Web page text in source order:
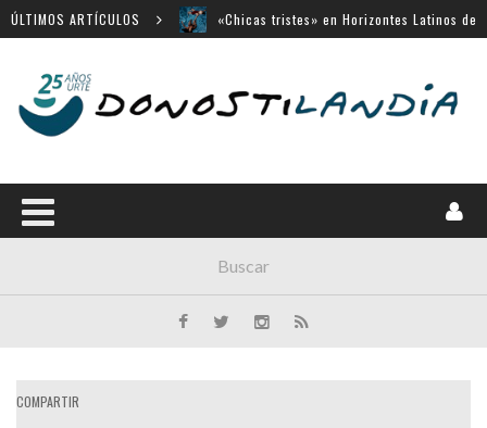
ÚLTIMOS ARTÍCULOS San Sebastián
«Búnker», en Sección Oficial de Venecia
14 largometrajes para «New Directors»
COMPARTIR